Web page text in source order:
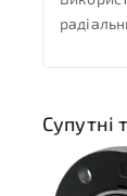
Супутні